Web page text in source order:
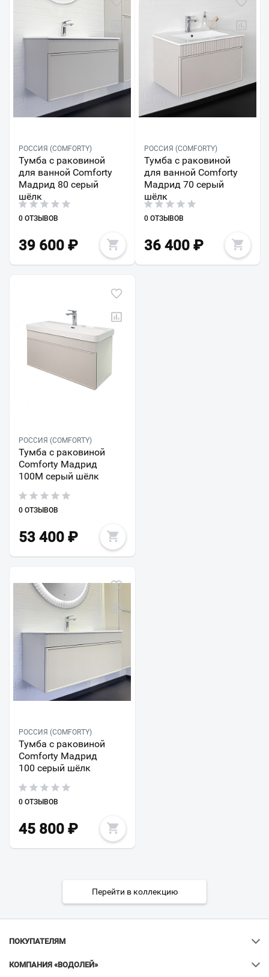
РОССИЯ (COMFORTY)
Тумба с раковиной
для ванной Comforty
Мадрид 80 серый
шёлк
0 ОТЗЫВОВ
39 600 ₽
РОССИЯ (COMFORTY)
Тумба с раковиной
для ванной Comforty
Мадрид 70 серый
шёлк
0 ОТЗЫВОВ
36 400₽
РОССИЯ (COMFORTY)
Тумба с раковиной
Comforty Мадрид
100M серый шёлк
0 ОТЗЫВОВ
53 400 ₽
РОССИЯ (COMFORTY)
Тумба с раковиной
Comforty Мадрид
100 серый шёлк
0 ОТЗЫВОВ
45 800 ₽
Перейти в коллекцию
ПОКУПАТЕЛЯМ
КОМПАНИЯ «ВОДОЛЕЙ»